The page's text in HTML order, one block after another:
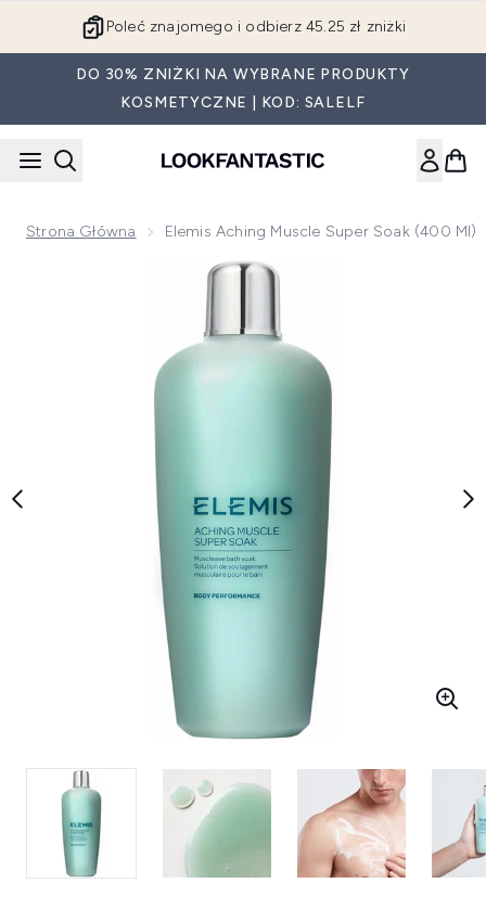
Poleć znajomego i odbierz 45.25 zł zniżki
DO 30% ZNIŻKI NA WYBRANE PRODUKTY
KOSMETYCZNE | KOD: SALELF
Strona Główna Elemis Aching Muscle Super Soak (400 Ml)
Now showing image 1 Elemis Aching Muscle Super Soak